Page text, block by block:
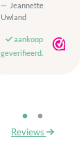
Jeannette
Uwland
aankoop
geverifieerd.
Reviews